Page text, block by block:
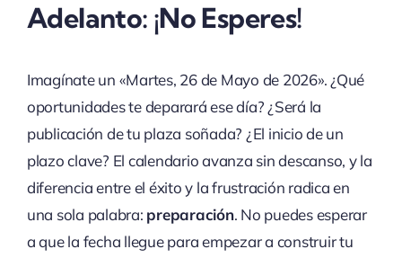
Adelanto: ¡No Esperes!
Imagínate un «Martes, 26 de Mayo de 2026». ¿Qué
oportunidades te deparará ese día? ¿Será la
publicación de tu plaza soñada? ¿El inicio de un
plazo clave? El calendario avanza sin descanso, y la
diferencia entre el éxito y la frustración radica en
una sola palabra: preparación. No puedes esperar
a que la fecha llegue para empezar a construir tu